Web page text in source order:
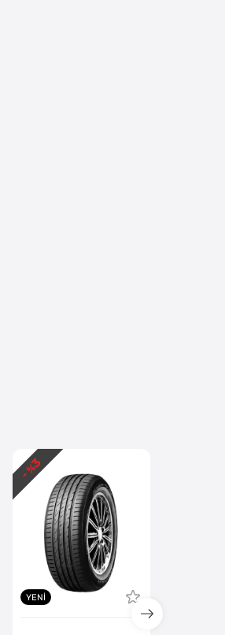
YENI
- %
3